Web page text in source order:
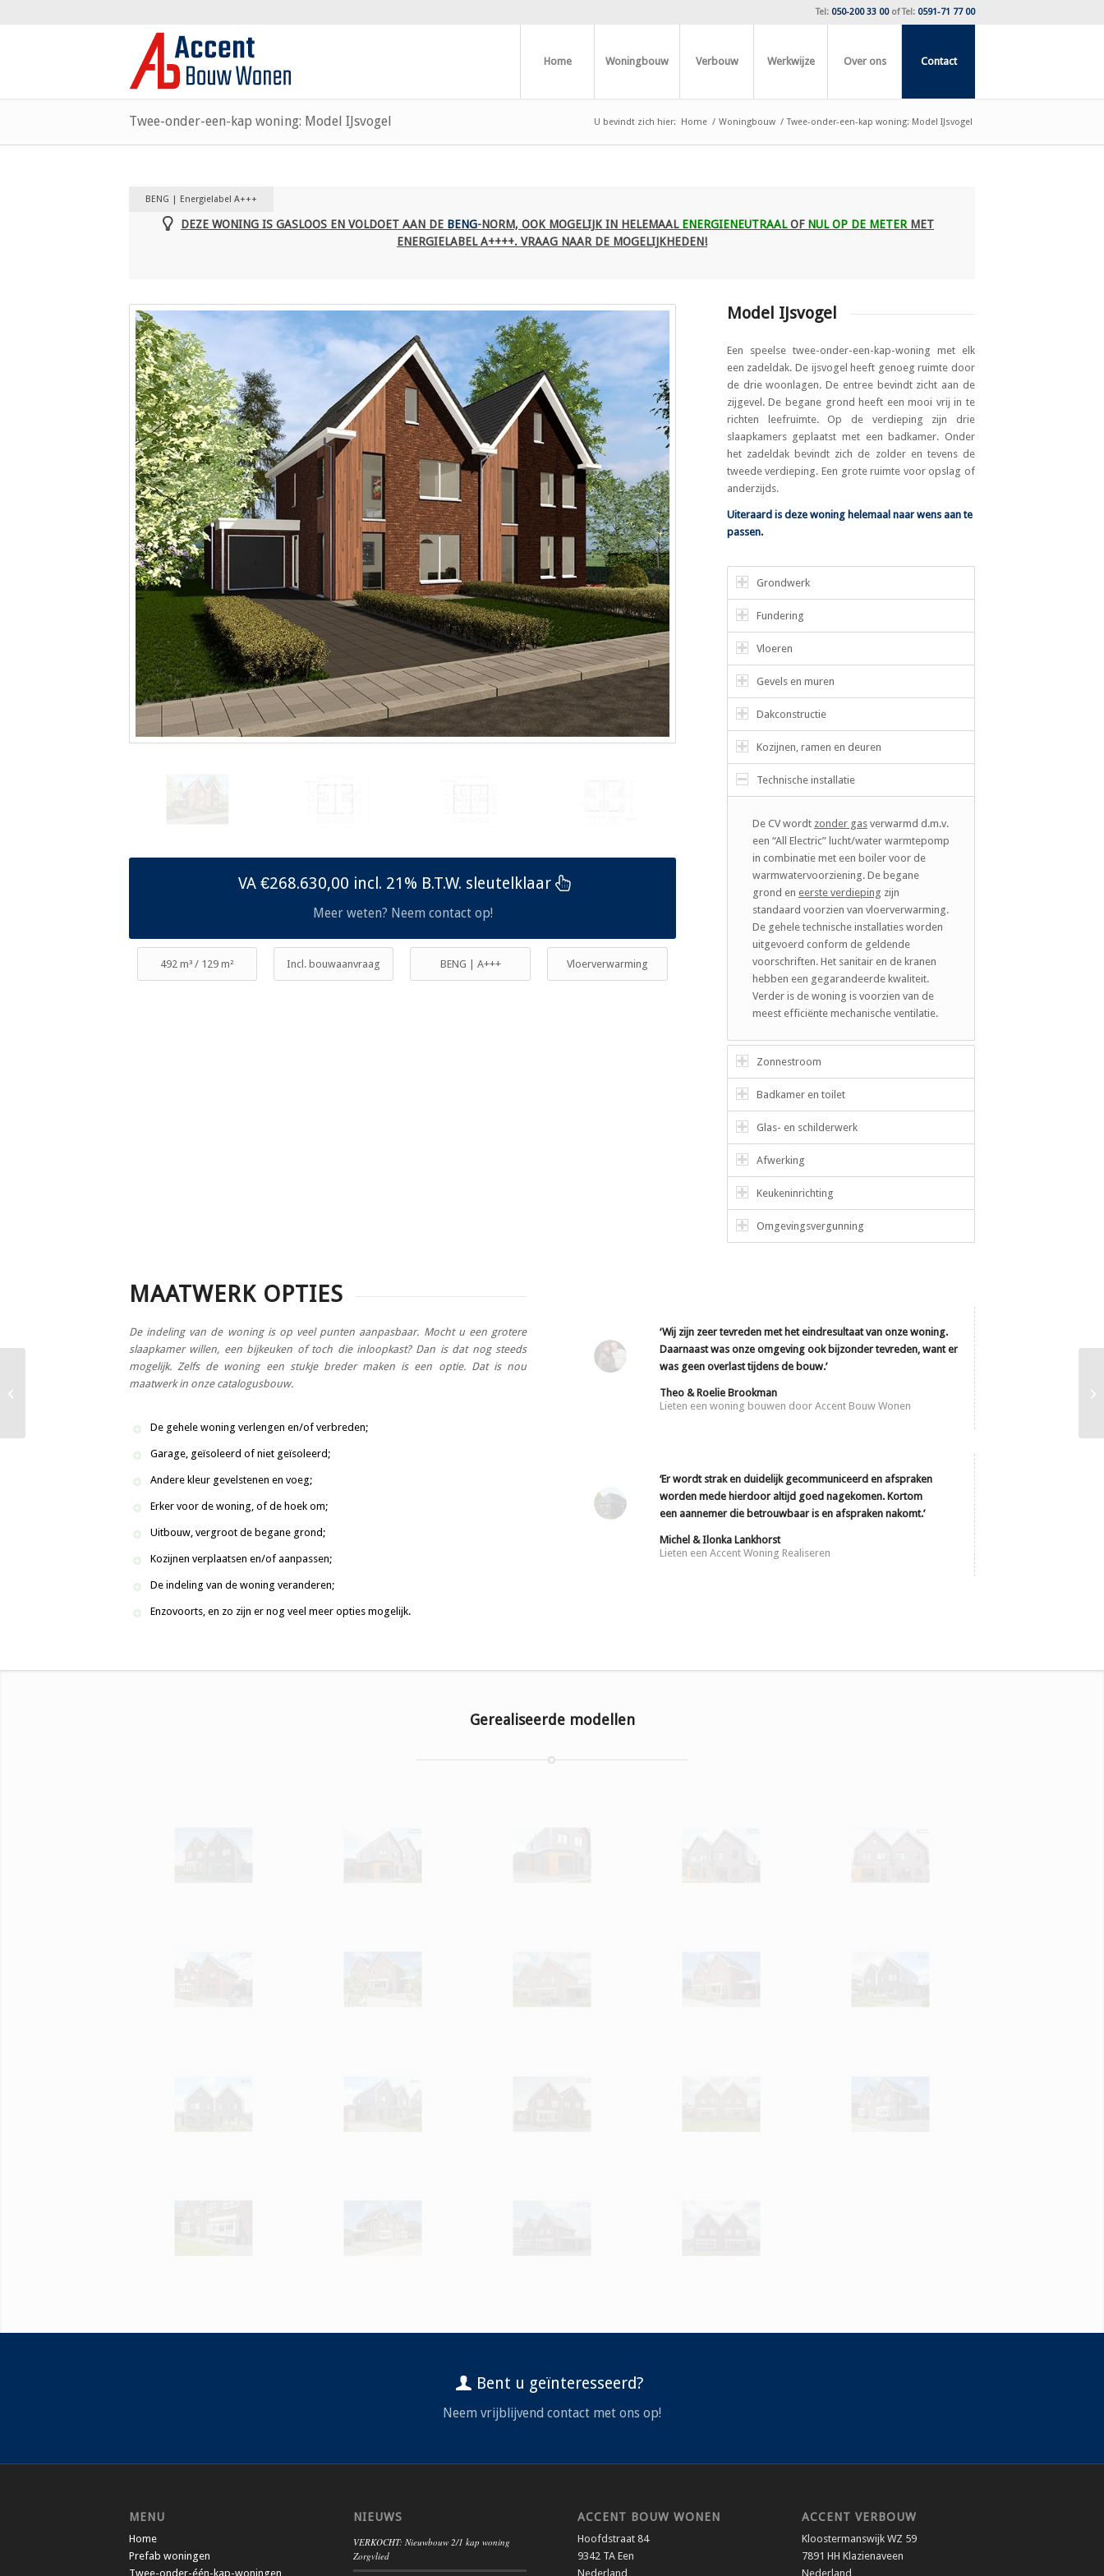
Tel: 050-200 33 00ofTel: 0591-71 77 00
Home Woningbouw Verbouw Werkwijze Over ons Contact
Twee-onder-een-kap woning: Model IJsvogel U bevindt zich hier: Home / Woningbouw / Twee-onder-een-kap woning: Model IJsvogel
BENG | Energielabel A+++
DEZE WONING IS GASLOOS EN VOLDOET AAN DE BENG-NORM, OOK MOGELIJK IN HELEMAAL ENERGIENEUTRAALOF NUL OP DE METER MET
ENERGIELABEL A++++. VRAAG NAAR DE MOGELIJKHEDEN!
VA €268.630,00 incl. 21% B.T.W. sleutelklaar
Meer weten? Neem contact op!
492 m³ / 129 m² Incl. bouwaanvraag BENG | A+++ Vloerverwarming
Model IJsvogel
Een speelse twee-onder-een-kap-woning met elk
een zadeldak. De ijsvogel heeft genoeg ruimte door
de drie woonlagen. De entree bevindt zicht aan de
zijgevel. De begane grond heeft een mooi vrij in te
richten leefruimte. Op de verdieping zijn drie
slaapkamers geplaatst met een badkamer. Onder
het zadeldak bevindt zich de zolder en tevens de
tweede verdieping. Een grote ruimte voor opslag of
anderzijds.
Uiteraard is deze woning helemaal naar wens aan te
passen.
Grondwerk
Fundering
Vloeren
Gevels en muren
Dakconstructie
Kozijnen, ramen en deuren
Technische installatie
De CV wordt zonder gasverwarmd d.m.v.
een “All Electric” lucht/water warmtepomp
in combinatie met een boiler voor de
warmwatervoorziening. De begane
grond en eerste verdieping zijn
standaard voorzien van vloerverwarming.
De gehele technische installaties worden
uitgevoerd conform de geldende
voorschriften. Het sanitair en de kranen
hebben een gegarandeerde kwaliteit.
Verder is de woning is voorzien van de
meest efficiënte mechanische ventilatie.
Zonnestroom
Badkamer en toilet
Glas- en schilderwerk
Afwerking
Keukeninrichting
Omgevingsvergunning
MAATWERK OPTIES
De indeling van de woning is op veel punten aanpasbaar. Mocht u een grotere
slaapkamer willen, een bijkeuken of toch die inloopkast? Dan is dat nog steeds
mogelijk. Zelfs de woning een stukje breder maken is een optie. Dat is nou
maatwerk in onze catalogusbouw.
De gehele woning verlengen en/of verbreden;
Garage, geïsoleerd of niet geïsoleerd;
Andere kleur gevelstenen en voeg;
Erker voor de woning, of de hoek om;
Uitbouw, vergroot de begane grond;
Kozijnen verplaatsen en/of aanpassen;
De indeling van de woning veranderen;
Enzovoorts, en zo zijn er nog veel meer opties mogelijk.
‘Wij zijn zeer tevreden met het eindresultaat van onze woning.
Daarnaast was onze omgeving ook bijzonder tevreden, want er
was geen overlast tijdens de bouw.’
Theo & Roelie Brookman
Lieten een woning bouwen door Accent Bouw Wonen
‘Er wordt strak en duidelijk gecommuniceerd en afspraken
worden mede hierdoor altijd goed nagekomen. Kortom
een aannemer die betrouwbaar is en afspraken nakomt.’
Michel & Ilonka Lankhorst
Lieten een Accent Woning Realiseren
Gerealiseerde modellen
Bent u geïnteresseerd?
Neem vrijblijvend contact met ons op!
MENU
Home
Prefab woningen
Twee-onder-één-kap-woningen
NIEUWS
VERKOCHT: Nieuwbouw 2/1 kap woning
Zorgvlied
ACCENT BOUW WONEN
Hoofdstraat 84
9342 TA Een
Nederland
ACCENT VERBOUW
Kloostermanswijk WZ 59
7891 HH Klazienaveen
Nederland
Twee-onder-een-kap-